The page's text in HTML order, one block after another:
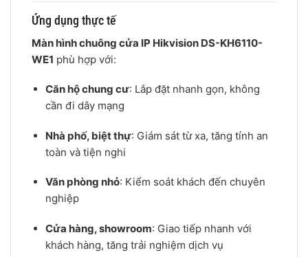
Ứng dụng thực tế
Màn hình chuông cửa IP Hikvision DS-KH6110-
WE1 phù hợp với:
Căn hộ chung cư: Lắp đặt nhanh gọn, không
cần đi dây mạng
Nhà phố, biệt thự: Giám sát từ xa, tăng tính an
toàn và tiện nghi
Văn phòng nhỏ: Kiểm soát khách đến chuyên
nghiệp
Cửa hàng, showroom: Giao tiếp nhanh với
khách hàng, tăng trải nghiệm dịch vụ